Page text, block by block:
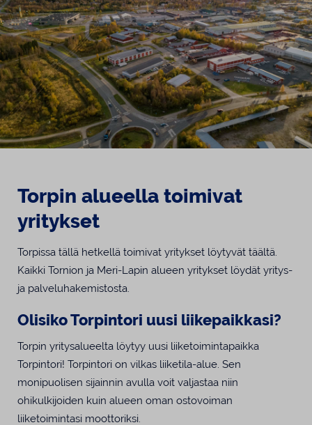
Torpin alueella toimivat
yritykset
Torpissa tällä hetkellä toimivat yritykset löytyvät täältä.
Kaikki Tornion ja Meri-Lapin alueen yritykset löydät yritys-
ja palveluhakemistosta.
Olisiko Torpintori uusi liikepaikkasi?
Torpin yritysalueelta löytyy uusi liiketoimintapaikka
Torpintori! Torpintori on vilkas liiketila-alue. Sen
monipuolisen sijainnin avulla voit valjastaa niin
ohikulkijoiden kuin alueen oman ostovoiman
liiketoimintasi moottoriksi.